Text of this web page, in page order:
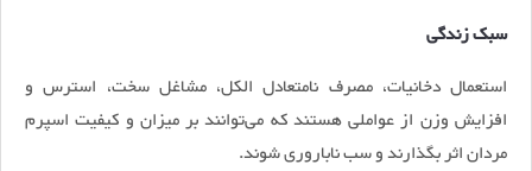
سبک زندگی
استعمال دخانیات، مصرف نامتعادل الکل، مشاغل سخت، استرس و
افزایش وزن از عواملی هستند که می‌توانند بر میزان و کیفیت اسپرم
مردان اثر بگذارند و سب ناباروری شوند.